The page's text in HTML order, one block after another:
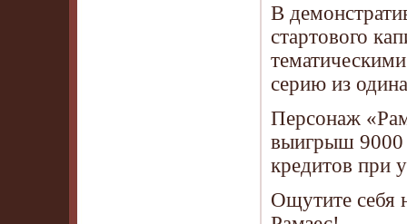
В
стартового
серию из
Персонаж
выигрыш 9000
кредитов при
Ощутите себя